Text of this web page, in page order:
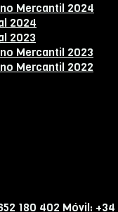
Mercantil 2024
2024
2023
Mercantil 2023
Mercantil 2022
180 402 Móvil: +34